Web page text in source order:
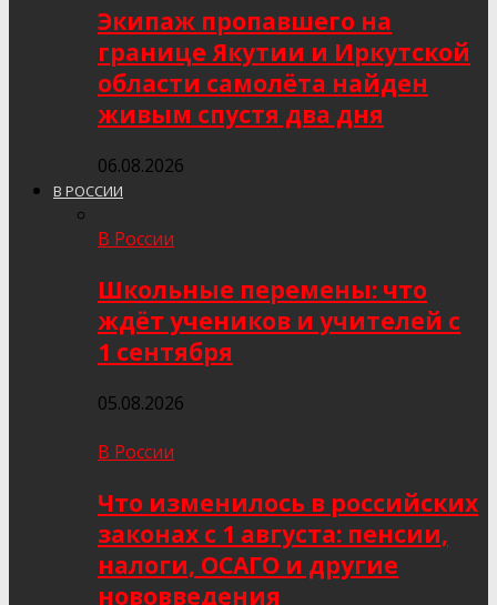
Экипаж пропавшего на
границе Якутии и Иркутской
области самолёта найден
живым спустя два дня
06.08.2026
В РОССИИ
В России
Школьные перемены: что
ждёт учеников и учителей с
1 сентября
05.08.2026
В России
Что изменилось в российских
законах с 1 августа: пенсии,
налоги, ОСАГО и другие
нововведения